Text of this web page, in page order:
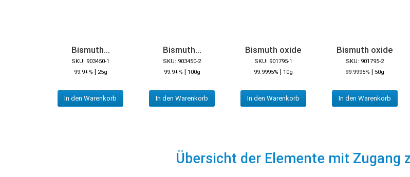
Bismuth...
SKU: 903450-1
99.9+% | 25g
In den Warenkorb
Bismuth...
SKU: 903450-2
99.9+% | 100g
In den Warenkorb
Bismuth oxide
SKU: 901795-1
99.9995% | 10g
In den Warenkorb
Bismuth oxide
SKU: 901795-2
99.9995% | 50g
In den Warenkorb
Übersicht der Elemente mit Zugang